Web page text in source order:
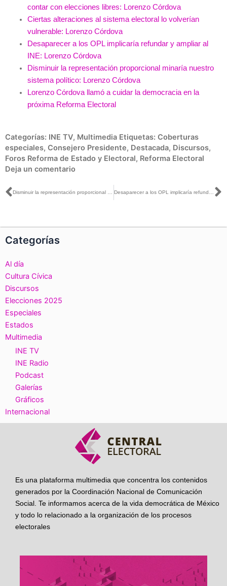
contar con elecciones libres: Lorenzo Córdova
Ciertas alteraciones al sistema electoral lo volverían
vulnerable: Lorenzo Córdova
Desaparecera los OPL implicaría refundar y ampliar al
INE: Lorenzo Córdova
Disminuirla representación proporcional minaría nuestro
sistema político: Lorenzo Córdova
Lorenzo Córdova llamó a cuidar la democracia en la
próxima Reforma Electoral
Categorías: INE TV, Multimedia Etiquetas: Coberturas
especiales, Consejero Presidente, Destacada, Discursos,
Foros Reforma de Estado y Electoral, Reforma Electoral
Deja un comentario
Ant
Categorías
Al día
Cultura Cívica
Discursos
Elecciones 2025
Especiales
Estados
Multimedia
INE TV
INE Radio
Podcast
Galerías
Gráficos
Internacional
Es una plataforma multimedia que concentra los contenidos
generados por la Coordinación Nacional de Comunicación
Social. Te informamos acerca de la vida democrática de México
y todo lo relacionado a la organización de los procesos
electorales